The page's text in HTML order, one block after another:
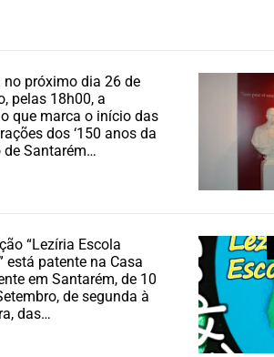
no próximo dia 26 de
pelas 18h00, a
que marca o início das
dos ‘150 anos da
de Santarém…
“Lezíria Escola
está patente na Casa
em Santarém, de 10
de segunda à
das…